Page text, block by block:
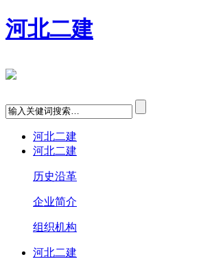
河北二建
河北二建
河北二建
历史沿革
企业简介
组织机构
河北二建